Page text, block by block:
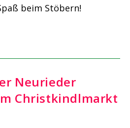
beim Stöbern!
Neurieder
Christkindlmarkt